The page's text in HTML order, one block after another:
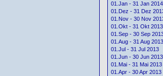
01.Jan - 31 Jan 2014
01.Dez - 31 Dez
01.Nov - 30 Nov
01.Okt - 31 Okt 2013
01.Sep - 30 Sep
01.Aug - 31 Aug 2013
01.Jul - 31 Jul 2013
01.Jun - 30 Jun 2013
01.Mai - 31 Mai 2013
01.Apr - 30 Apr 2013